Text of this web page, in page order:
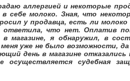
аллергией и некоторые
себе молоко. Зная, что
у продавца, есть ли молоко
что нет. Оплатив
магазине, я обнаружил, в
уже не было возможности, да
день в магазине отказались
судебная